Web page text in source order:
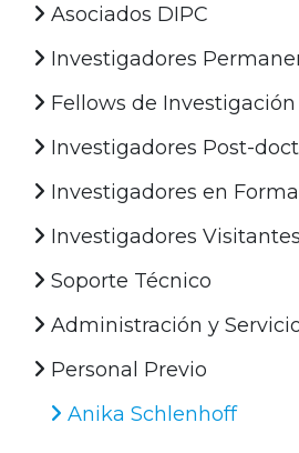
Asociados DIPC
Investigadores
Fellows de Investigación
Investigadores Post-
Investigadores en
Investigadores Visitantes
Soporte Técnico
Administración y
Personal Previo
Anika Schlenhoff